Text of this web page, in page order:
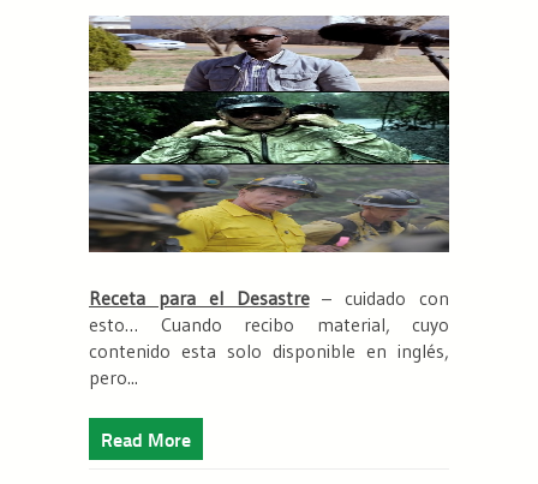
Receta para el Desastre–cuidado con
esto… Cuando recibo material, cuyo
contenido esta solo disponible en inglés,
pero...
Read More